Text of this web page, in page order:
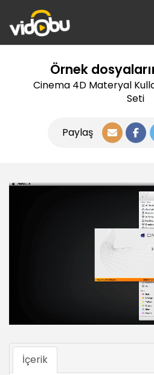
Örnek
Cinema 4D Materyal
Seti
Paylaş
İçerik